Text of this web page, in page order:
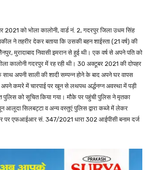
2021 को भोला कालोनी, वार्ड नं. 2, गदरपुर जिला उधम सिंह
ने तहरीर देकर बताया कि उसकी बहन शाईस्ता (21 वर्ष) की
मुरादाबाद निवासी इमरान से हुई थी। एक वर्ष से अपने पति को
कालोनी गदरपुर में रह रही थी। 30 अक्टूबर 2021 की दोपहर
अपनी साली की शादी सम्पन्न होने के बाद अपने घर वापस
अपने कमरे में चारपाई पर खून से लथपथ अर्द्धनग्न अवस्था में पड़ी
को सूचित किया गया। मौके पर पहुंची पुलिस ने मृतका
सिलबट्टा व अन्य वस्तुएं पुलिस द्वारा कब्जे में लेकर
पर एफआईआर सं. 347/2021 धारा 302 आईपीसी बनाम दर्ज